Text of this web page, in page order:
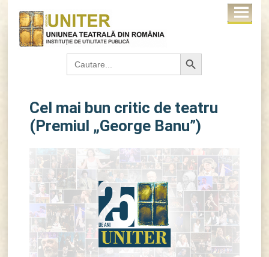
Search
for:
Search Button
Cel mai bun critic de teatru
(Premiul „George Banu”)